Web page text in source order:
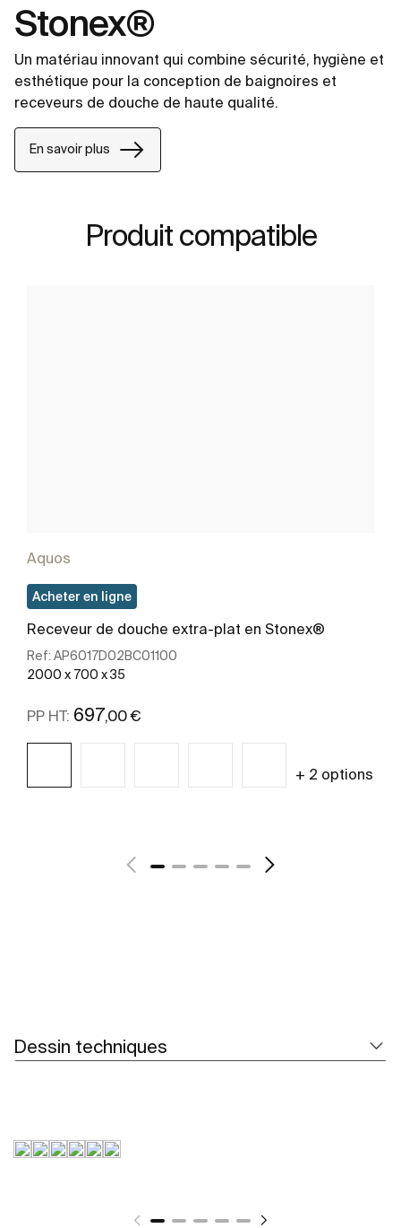
Stonex®
Un matériau innovant qui combine sécurité, hygiène et
esthétique pour la conception de baignoires et
receveurs de douche de haute qualité.
En savoir plus
Produit compatible
Aquos
Acheter en ligne
Receveur de douche extra-plat en Stonex®
Ref: AP6017D02BC01100
2000 x 700 x 35
PP HT: 697 ,00 €
+ 2 options
Dessin techniques